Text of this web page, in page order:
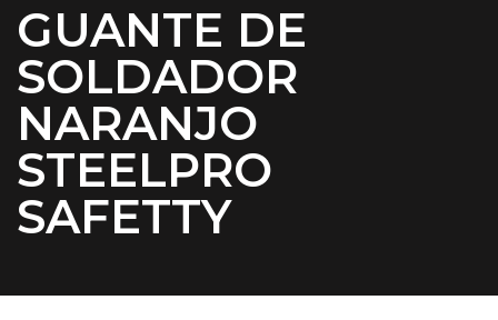
GUANTE DE
SOLDADOR
NARANJO
STEELPRO
SAFETTY